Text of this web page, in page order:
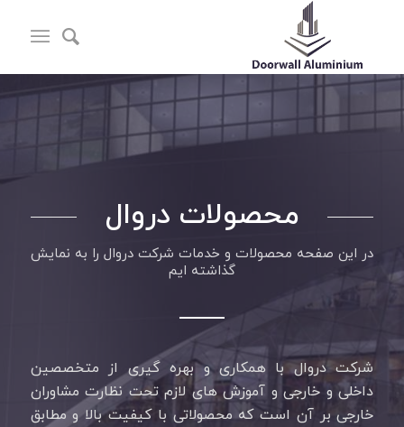
محصولات دروال
در این صفحه محصولات و خدمات شرکت دروال را به نمایش
گذاشته ایم
شرکت دروال با همکاری و بهره گیری از متخصصین
داخلی و خارجی و آموزش های لازم تحت نظارت مشاوران
خارجی بر آن است که محصولاتی با کیفیت بالا و مطابق